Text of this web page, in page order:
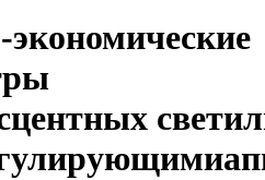
экономические